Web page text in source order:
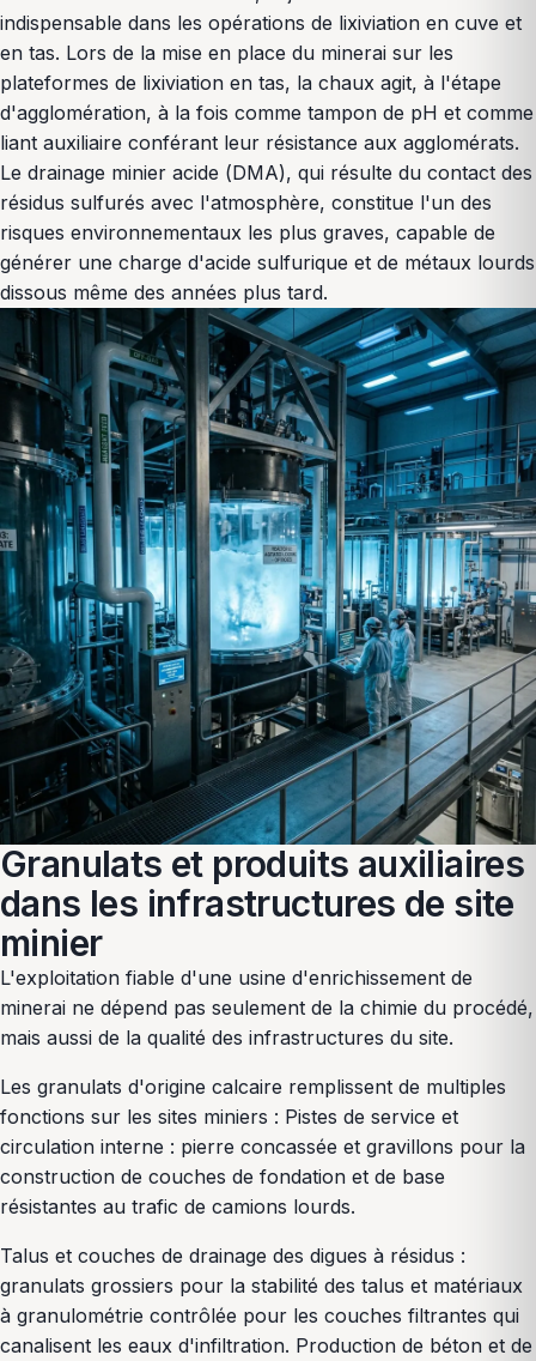
indispensable dans les opérations de lixiviation en cuve et
en tas. Lors de la mise en place du minerai sur les
plateformes de lixiviation en tas, la chaux agit, à l'étape
d'agglomération, à la fois comme tampon de pH et comme
liant auxiliaire conférant leur résistance aux agglomérats.
Le drainage minier acide (DMA), qui résulte du contact des
résidus sulfurés avec l'atmosphère, constitue l'un des
risques environnementaux les plus graves, capable de
générer une charge d'acide sulfurique et de métaux lourds
dissous même des années plus tard.
Granulats et produits auxiliaires
dans les infrastructures de site
minier
L'exploitation fiable d'une usine d'enrichissement de
minerai ne dépend pas seulement de la chimie du procédé,
mais aussi de la qualité des infrastructures du site.
Les granulats d'origine calcaire remplissent de multiples
fonctions sur les sites miniers : Pistes de service et
circulation interne : pierre concassée et gravillons pour la
construction de couches de fondation et de base
résistantes au trafic de camions lourds.
Talus et couches de drainage des digues à résidus :
granulats grossiers pour la stabilité des talus et matériaux
à granulométrie contrôlée pour les couches filtrantes qui
canalisent les eaux d'infiltration. Production de béton et de